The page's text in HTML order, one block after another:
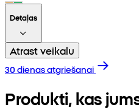
Detaļas
Atrast veikalu
30 dienas atgriešanai
Produkti, kas